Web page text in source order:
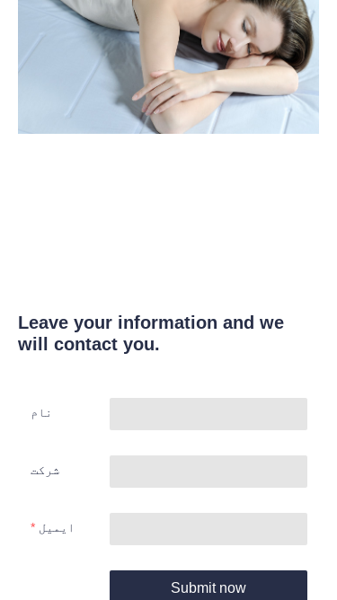
Leave your information and we
will contact you.
نام
شرکت
ایمیل
Submit now